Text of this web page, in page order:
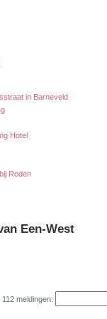
in Barneveld
Hotel
Roden
Een-West
meldingen: